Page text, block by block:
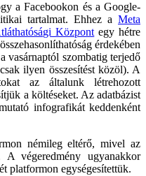
a Facebookon és a Google-
tartalmat. Ehhez a Meta
Központ egy hétre
érdekében
vasárnaptól szombatig terjedő
ilyen összesítést közöl). A
az általunk létrehozott
a költéseket. Az adatbázist
infografikát keddenként
némileg eltérő, mivel az
A végeredmény ugyanakkor
platformon egységesítettük.